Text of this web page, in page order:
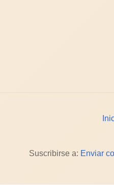
Suscribirse a: Enviar